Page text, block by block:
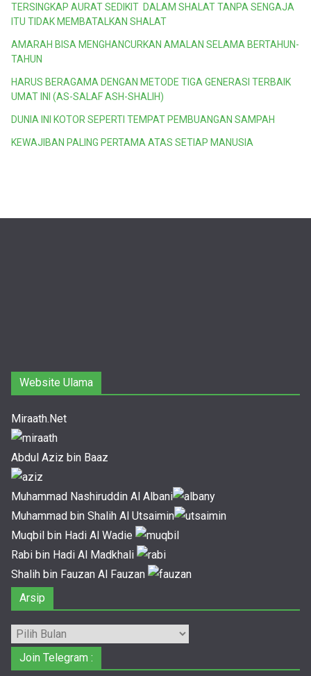
o
i
TERSINGKAP AURAT SEDIKIT DALAM SHALAT TANPA SENGAJA
ITU TIDAK MEMBATALKAN SHALAT
AMARAH BISA MENGHANCURKAN AMALAN SELAMA BERTAHUN-
TAHUN
HARUS BERAGAMA DENGAN METODE TIGA GENERASI TERBAIK
UMAT INI (AS-SALAF ASH-SHALIH)
DUNIA INI KOTOR SEPERTI TEMPAT PEMBUANGAN SAMPAH
KEWAJIBAN PALING PERTAMA ATAS SETIAP MANUSIA
Website Ulama
Miraath.Net
Abdul Aziz bin Baaz
Muhammad Nashiruddin Al Albani
Muhammad bin Shalih Al Utsaimin
Muqbil bin Hadi Al Wadie
Rabi bin Hadi Al Madkhali
Shalih bin Fauzan Al Fauzan
Arsip
Arsip
Join Telegram :